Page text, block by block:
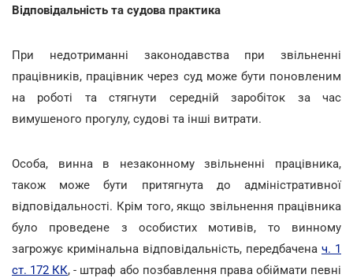
Відповідальність та судова практика
При недотриманні законодавства при звільненні
працівників, працівник через суд може бути поновленим
на роботі та стягнути середній заробіток за час
вимушеного прогулу, судові та інші витрати.
Особа, винна в незаконному звільненні працівника,
також може бути притягнута до адміністративної
відповідальності. Крім того, якщо звільнення працівника
було проведене з особистих мотивів, то винному
загрожує кримінальна відповідальність, передбачена ч. 1
ст. 172 КК, - штраф або позбавлення права обіймати певні